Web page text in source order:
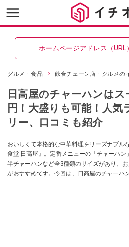
ホームページアドレス（
グルメ・食品 飲食チェーン店・グルメの
日高屋のチャーハンは
円！大盛りも可能！人気
リー、口コミも紹介
おいしくて本格的な中華料理をリーズナブル
食堂 日高屋』。定番メニューの「チャーハ
半チャーハンなど全3種類のサイズがあり、
がおすすめです。今回は、日高屋のチャーハ
やSNSに寄せられた口コミの紹介、「炊き込